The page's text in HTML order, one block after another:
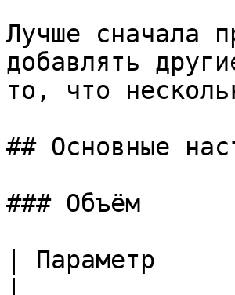
Лучше сначала
добавлять
то, что
## Основные
### Объём
| Параметр